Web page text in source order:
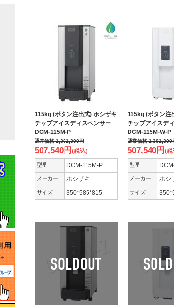
115kg (ボタン注出式) ホシザキ
チップアイスディスペンサー
DCM-115M-P
通常価格1,301,300円
507,540円 (税込)
型番 DCM-115M-P
メーカー ホシザキ
サイズ 350*585*815
115kg (ボタン注
チップアイスデ
DCM-115M-W-P
通常価格1,301,300
507,540円 (税
型番
メーカー ホシ
サイズ